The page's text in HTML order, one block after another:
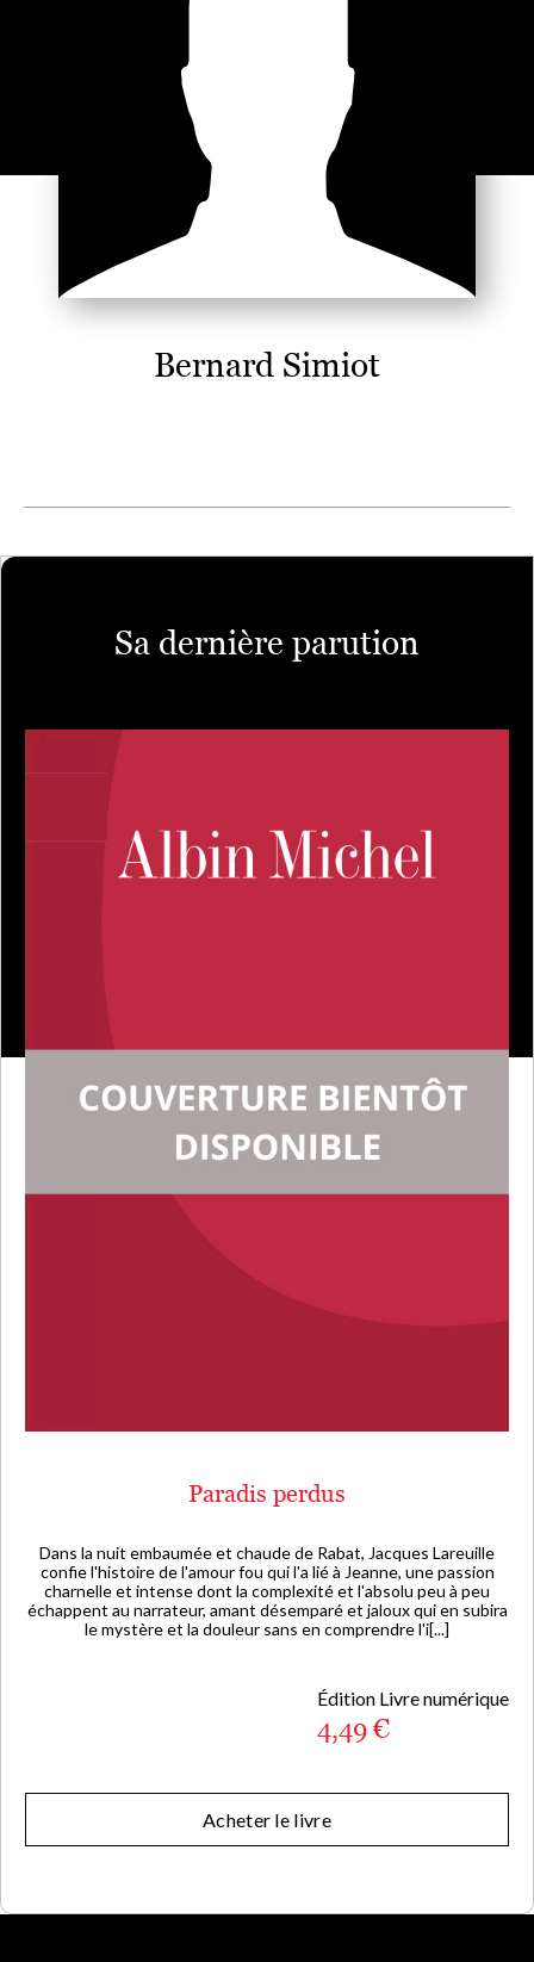
Bernard Simiot
Sa dernière parution
Paradis perdus
Dans la nuit embaumée et chaude de Rabat, Jacques Lareuille
confie l'histoire de l'amour fou qui l'a lié à Jeanne, une passion
charnelle et intense dont la complexité et l'absolu peu à peu
échappent au narrateur, amant désemparé et jaloux qui en subira
le mystère et la douleur sans en comprendre l'i[...]
Édition Livre numérique
4,49 €
Acheter le livre